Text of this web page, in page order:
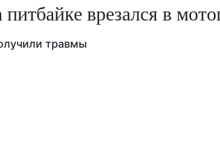
питбайке врезался в
травмы